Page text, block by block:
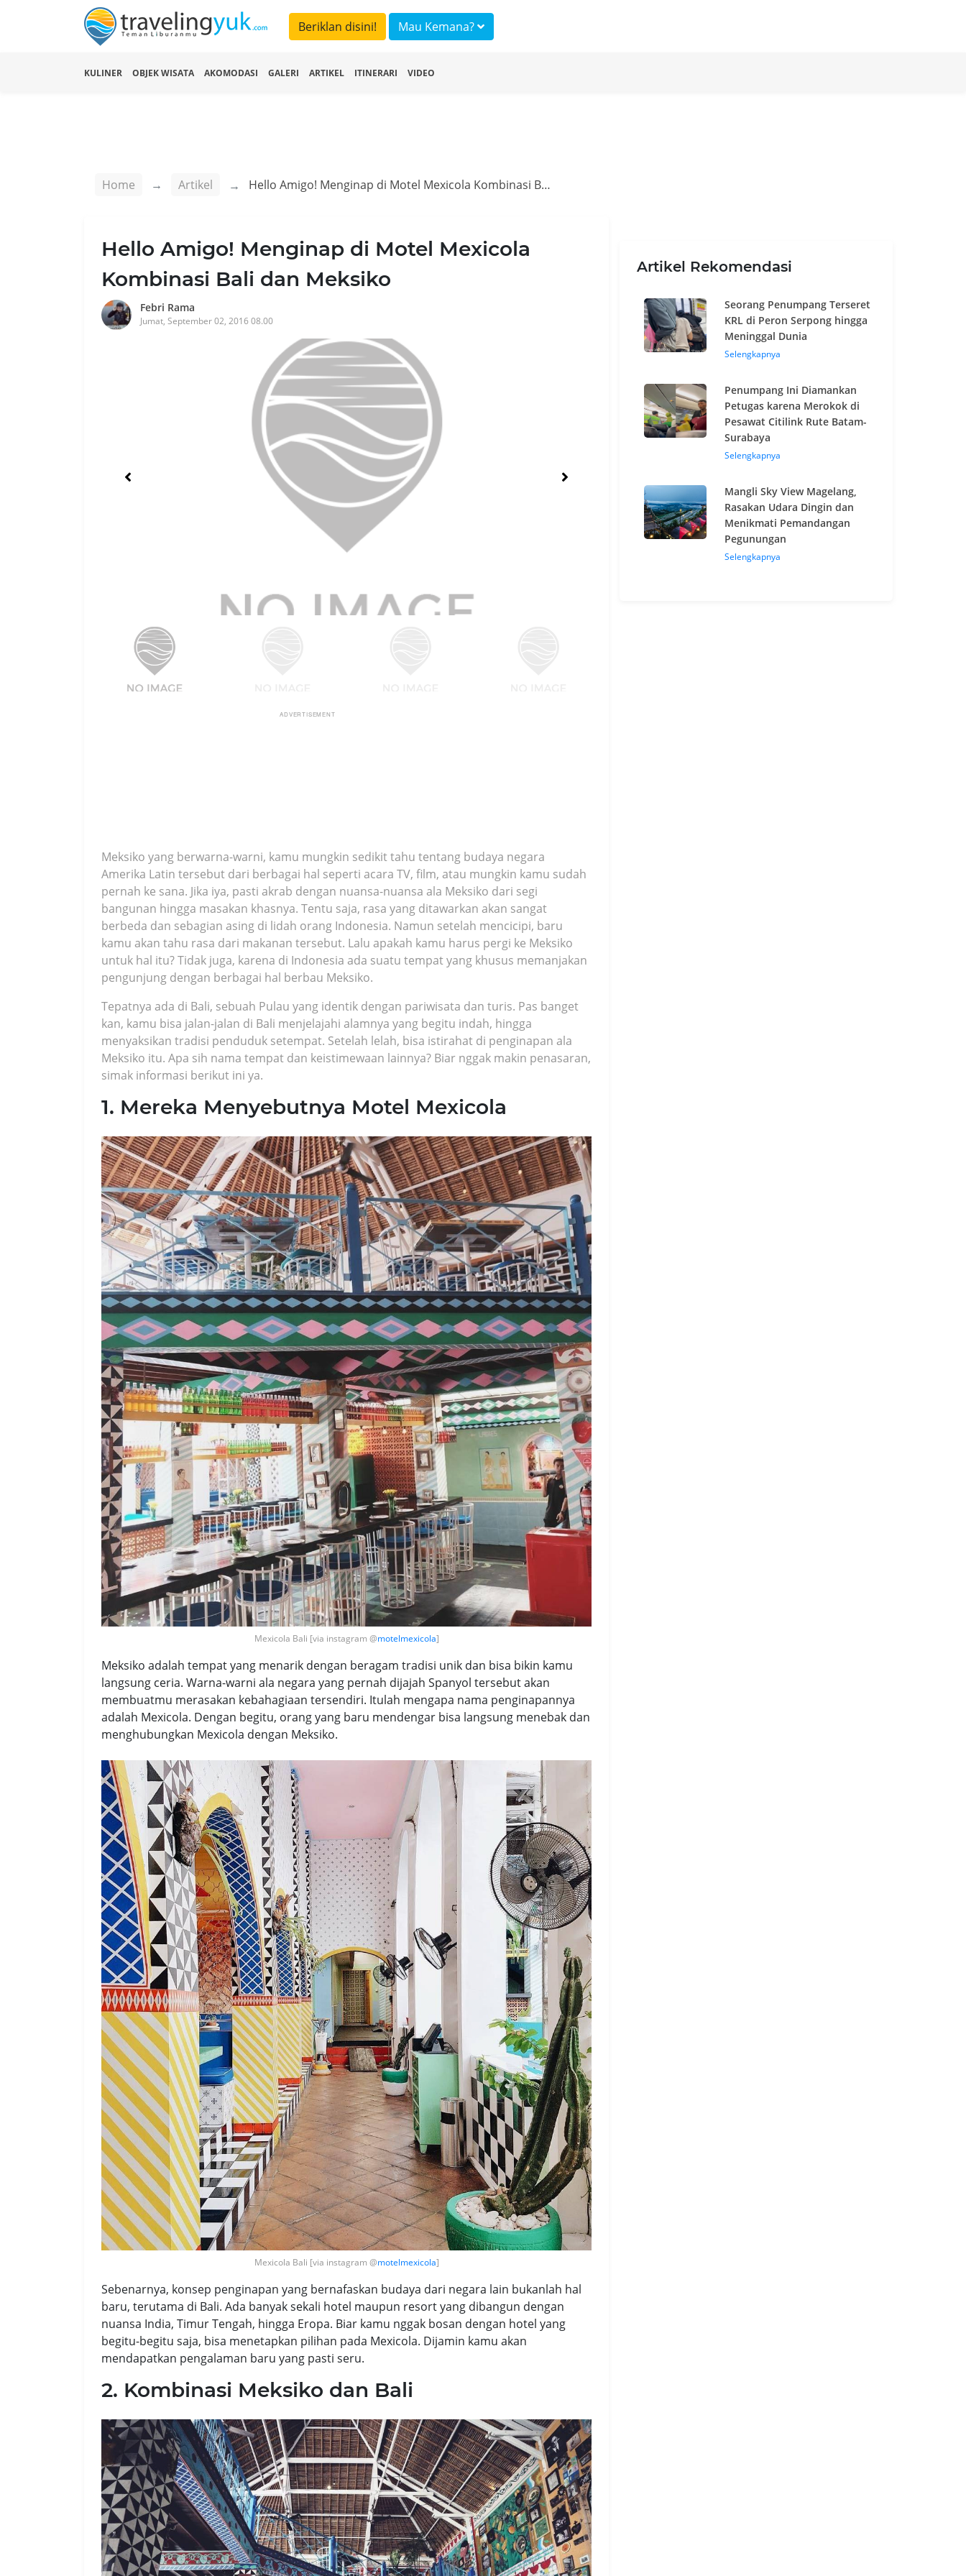
Beriklan disini! Mau Kemana?
KULINER OBJEK WISATA AKOMODASI GALERI ARTIKEL ITINERARI VIDEO
Home Artikel Hello Amigo! Menginap di Motel Mexicola Kombinasi Bali dan Meksiko
Hello Amigo! Menginap di Motel Mexicola
Kombinasi Bali dan Meksiko
Febri Rama
Jumat, September 02, 2016 08.00
ADVERTISEMENT
Meksiko yang berwarna-warni, kamu mungkin sedikit tahu tentang budaya negara
Amerika Latin tersebut dari berbagai hal seperti acara TV, film, atau mungkin kamu sudah
pernah ke sana. Jika iya, pasti akrab dengan nuansa-nuansa ala Meksiko dari segi
bangunan hingga masakan khasnya. Tentu saja, rasa yang ditawarkan akan sangat
berbeda dan sebagian asing di lidah orang Indonesia. Namun setelah mencicipi, baru
kamu akan tahu rasa dari makanan tersebut. Lalu apakah kamu harus pergi ke Meksiko
untuk hal itu? Tidak juga, karena di Indonesia ada suatu tempat yang khusus memanjakan
pengunjung dengan berbagai hal berbau Meksiko.
Tepatnya ada di Bali, sebuah Pulau yang identik dengan pariwisata dan turis. Pas banget
kan, kamu bisa jalan-jalan di Bali menjelajahi alamnya yang begitu indah, hingga
menyaksikan tradisi penduduk setempat. Setelah lelah, bisa istirahat di penginapan ala
Meksiko itu. Apa sih nama tempat dan keistimewaan lainnya? Biar nggak makin penasaran,
simak informasi berikut ini ya.
1. Mereka Menyebutnya Motel Mexicola
Mexicola Bali [via instagram @motelmexicola]
Meksiko adalah tempat yang menarik dengan beragam tradisi unik dan bisa bikin kamu
langsung ceria. Warna-warni ala negara yang pernah dijajah Spanyol tersebut akan
membuatmu merasakan kebahagiaan tersendiri. Itulah mengapa nama penginapannya
adalah Mexicola. Dengan begitu, orang yang baru mendengar bisa langsung menebak dan
menghubungkan Mexicola dengan Meksiko.
Mexicola Bali [via instagram @motelmexicola]
Sebenarnya, konsep penginapan yang bernafaskan budaya dari negara lain bukanlah hal
baru, terutama di Bali. Ada banyak sekali hotel maupun resort yang dibangun dengan
nuansa India, Timur Tengah, hingga Eropa. Biar kamu nggak bosan dengan hotel yang
begitu-begitu saja, bisa menetapkan pilihan pada Mexicola. Dijamin kamu akan
mendapatkan pengalaman baru yang pasti seru.
2. Kombinasi Meksiko dan Bali
Artikel Rekomendasi
Seorang Penumpang Terseret
KRL di Peron Serpong hingga
Meninggal Dunia
Selengkapnya
Penumpang Ini Diamankan
Petugas karena Merokok di
Pesawat Citilink Rute Batam-
Surabaya
Selengkapnya
Mangli Sky View Magelang,
Rasakan Udara Dingin dan
Menikmati Pemandangan
Pegunungan
Selengkapnya